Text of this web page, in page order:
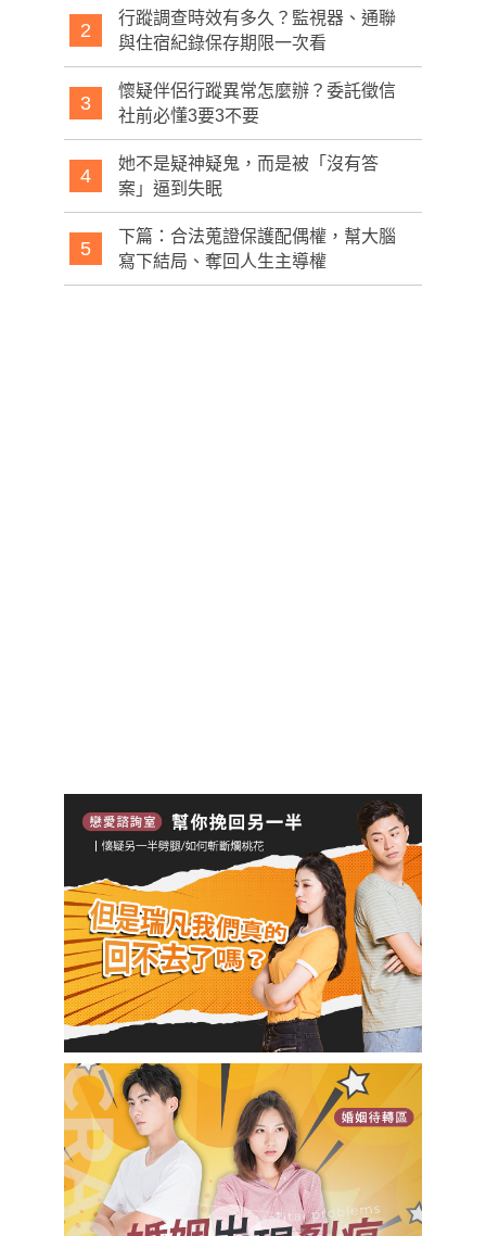
2
行蹤調查時效有多久？監視器、通聯
與住宿紀錄保存期限一次看
3
懷疑伴侶行蹤異常怎麼辦？委託徵信
社前必懂3要3不要
4
她不是疑神疑鬼，而是被「沒有答
案」逼到失眠
5
下篇：合法蒐證保護配偶權，幫大腦
寫下結局、奪回人生主導權